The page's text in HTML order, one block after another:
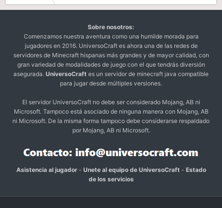
Sobre nosotros:
Comenzamos nuestra aventura como una humilde morada para
jugadores en 2016. UniversoCraft es ahora una de las redes de
servidores de Minecraft hispanas más grandes y de mayor calidad, con
gran variedad de modalidades de juego con el que tendrás diversión
asegurada. UniversoCraft es un servidor de minecraft java compatible
para jugar desde múltiples versiones.
El servidor UniversoCraft no debe ser considerado Mojang, AB ni
Microsoft. Tampoco está asociado de ninguna manera con Mojang, AB
ni Microsoft. De la misma forma tampoco debe considerarse respaldado
por Mojang, AB ni Microsoft.
Asistencia al jugador- Unete al equipo de UniversoCraft- Estado
de los servicios